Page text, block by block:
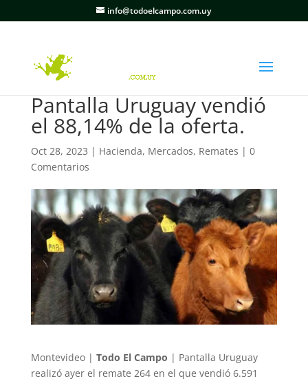
info@todoelcampo.com.uy
Pantalla Uruguay vendió
el 88,14% de la oferta.
Oct 28, 2023 | Hacienda, Mercados, Remates | 0
Comentarios
Montevideo | Todo El Campo | Pantalla Uruguay
realizó ayer el remate 264 en el que vendió 6.591